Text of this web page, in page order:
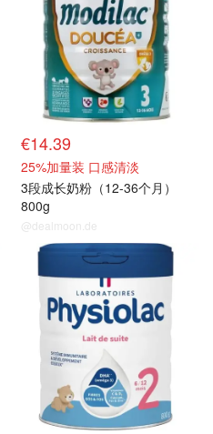
€14.39
25%加量装 口感清淡
3段成长奶粉（12-36个月）
800g
@dealmoon.de